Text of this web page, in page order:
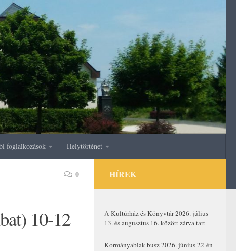
foglalkozások Helytörténet
0
10-12
HÍREK
A Kultúrház és Könyvtár 2026. július
13. és augusztus 16. között zárva tart
Kormányablak-busz 2026. június 22-én